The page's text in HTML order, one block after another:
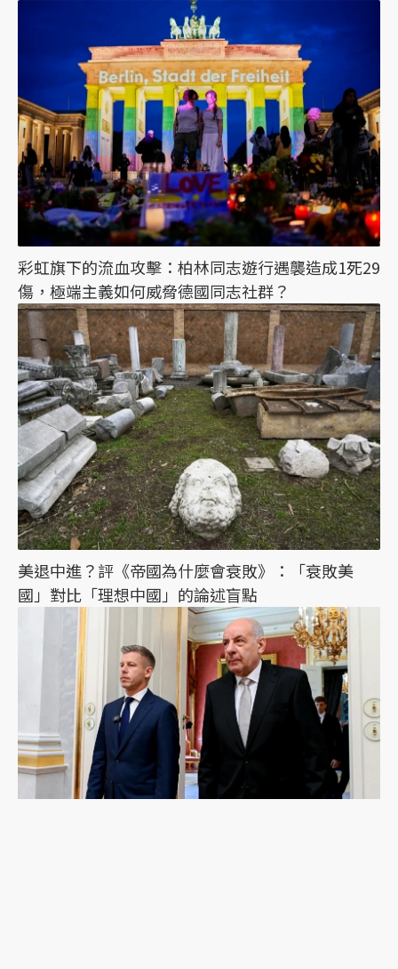
彩虹旗下的流血攻擊：柏林同志遊行遇襲造成1死29
傷，極端主義如何威脅德國同志社群？
美退中進？評《帝國為什麼會衰敗》：「衰敗美
國」對比「理想中國」的論述盲點